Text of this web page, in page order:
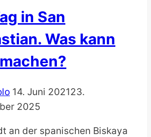
in San
Was kann
14. Juni 202123.
2025
an der spanischen Biskaya